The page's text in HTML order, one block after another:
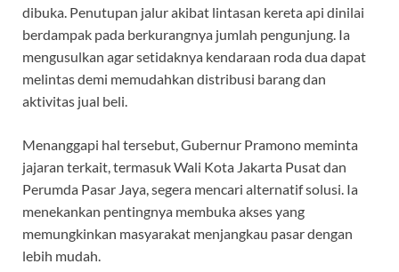
dibuka. Penutupan jalur akibat lintasan kereta api dinilai
berdampak pada berkurangnya jumlah pengunjung. Ia
mengusulkan agar setidaknya kendaraan roda dua dapat
melintas demi memudahkan distribusi barang dan
aktivitas jual beli.
Menanggapi hal tersebut, Gubernur Pramono meminta
jajaran terkait, termasuk Wali Kota Jakarta Pusat dan
Perumda Pasar Jaya, segera mencari alternatif solusi. Ia
menekankan pentingnya membuka akses yang
memungkinkan masyarakat menjangkau pasar dengan
lebih mudah.